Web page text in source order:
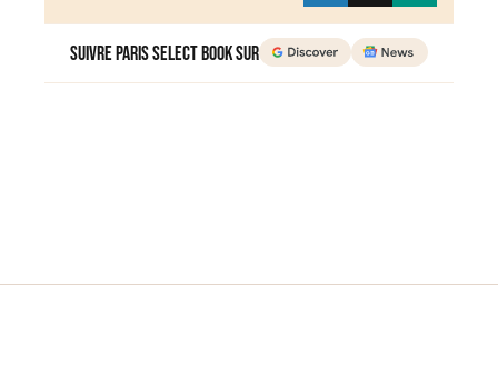
Suivre Paris Select Book sur